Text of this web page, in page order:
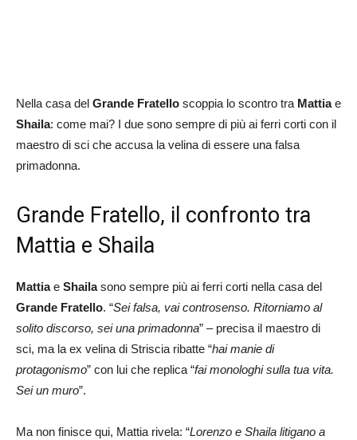
Nella casa del Grande Fratello scoppia lo scontro tra Mattiae
Shaila: come mai? I due sono sempre di più ai ferri corti con il
maestro di sci che accusa la velina di essere una falsa
primadonna.
Grande Fratello, il confronto tra
Mattia e Shaila
Mattiae Shailasono sempre più ai ferri corti nella casa del
Grande Fratello. “Sei falsa, vai controsenso. Ritorniamo al
solito discorso, sei una primadonna” – precisa il maestro di
sci, ma la ex velina di Striscia ribatte “hai manie di
protagonismo” con lui che replica “fai monologhi sulla tua vita.
Sei un muro”.
Ma non finisce qui, Mattia rivela: “Lorenzo e Shaila litigano a